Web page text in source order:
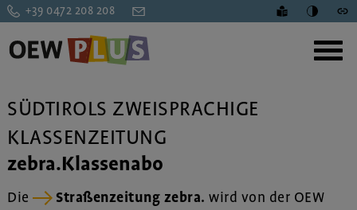
+39 0472 208 208
SÜDTIROLS ZWEISPRACHIGE
KLASSENZEITUNG
zebra.Klassenabo
Die Straßenzeitung zebra. wird von der OEW